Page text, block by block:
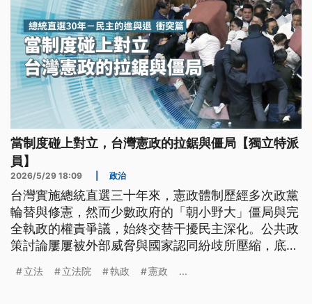
當制度碰上對立，台灣憲政的拉鋸與僵局【獨立特派
員】
2026/5/29 18:09 政治
台灣實施總統直選三十年來，憲政體制歷經多次政黨
輪替與修憲，然而少數政府的「朝小野大」僵局與完
全執政的權責爭議，始終交替干擾民主深化。公共政
策討論屢屢被外部威脅與國家認同紛歧所壓縮，底層
2005年修憲留下的超高門檻，台灣政治已反覆墜入
立法 立法院 執政 憲政 ...